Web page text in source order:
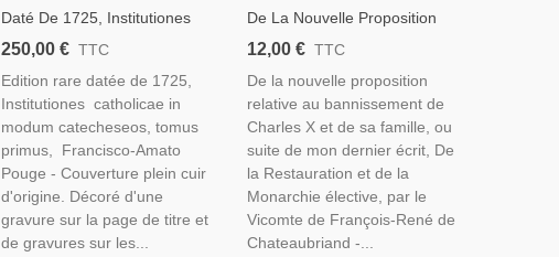
Daté De 1725, Institutiones
Catholicae In Modum
Catecheseos, Francisco-
Amato Pouget - Latin, Rare,
Édition XVIIIe S. Théologie,
250,00 € TTC
Edition rare datée de 1725,
Institutiones catholicae in
modum catecheseos, tomus
primus, Francisco-Amato
Pouge - Couverture plein cuir
d'origine. Décoré d'une
gravure sur la page de titre et
de gravures sur les...
De La Nouvelle Proposition
Relative Au Bannissement De
Charles X Et De Sa Famille,
Chateaubriand, 1831 - Début
XIXe Siècle
12,00 € TTC
De la nouvelle proposition
relative au bannissement de
Charles X et de sa famille, ou
suite de mon dernier écrit, De
la Restauration et de la
Monarchie élective, par le
Vicomte de François-René de
Chateaubriand -...